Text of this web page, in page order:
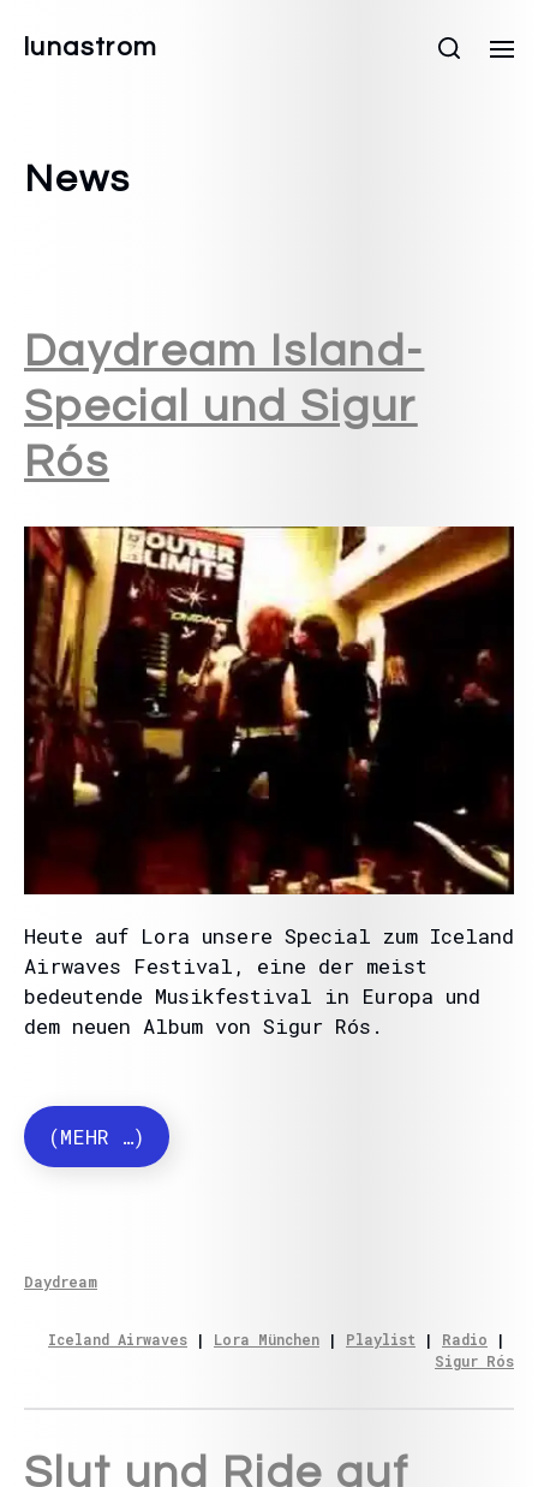
lunastrom
News
Daydream Island-
Special und Sigur
Rós
Heute auf Lora unsere Special zum Iceland
Airwaves Festival, eine der meist
bedeutende Musikfestival in Europa und
dem neuen Album von Sigur Rós.
(MEHR …)
Daydream
Iceland Airwaves | Lora München | Playlist | Radio
Sigur Rós
Slut und Ride auf